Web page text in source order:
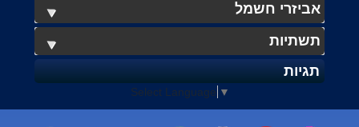
אביזרי חשמל
תשתיות
תגיות
Select Language ▼